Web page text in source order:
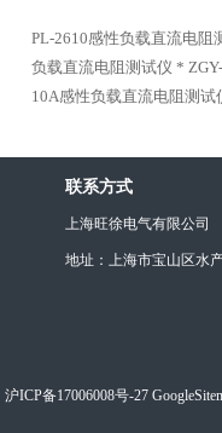
PL-2610感性负载直流电阻
负载直流电阻测试仪 *
10A感性负载直流电阻测试
联系方式
上海旺徐电气有限公司
地址：上海市宝山区水
沪ICP备17006008号-27